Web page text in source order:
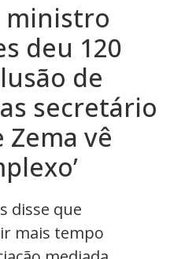
ministro
deu 120
de
secretário
vê